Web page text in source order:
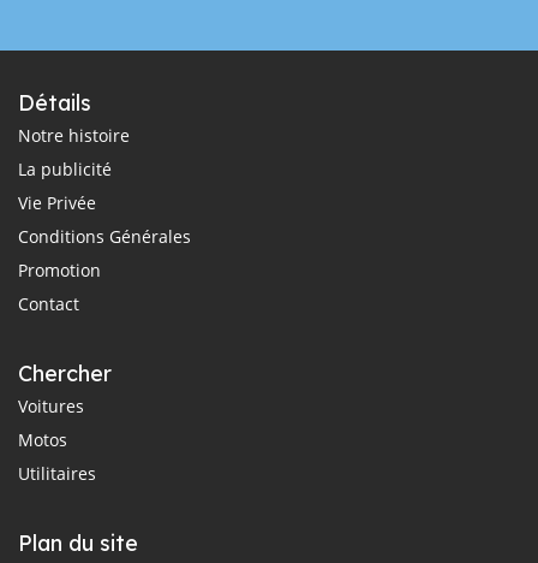
Détails
Notre histoire
La publicité
Vie Privée
Conditions Générales
Promotion
Contact
Chercher
Voitures
Motos
Utilitaires
Plan du site